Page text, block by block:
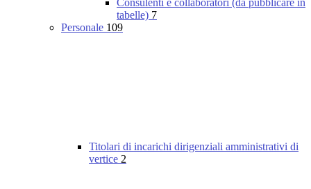
Consulenti e collaboratori (da pubblicare in
tabelle) 7
Personale 109
Titolari di incarichi dirigenziali amministrativi di
vertice 2